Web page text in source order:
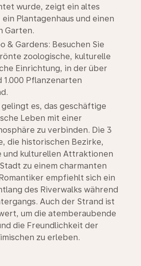
wurde, zeigt ein altes
Plantagenhaus und einen
Garten.
& Gardens: Besuchen Sie
zoologische, kulturelle
Einrichtung, in der über
1.000 Pflanzenarten
gelingt es, das geschäftige
Leben mit einer
zu verbinden. Die 3
die historischen Bezirke,
und kulturellen Attraktionen
zu einem charmanten
empfiehlt sich ein
des Riverwalks während
Auch der Strand ist
um die atemberaubende
die Freundlichkeit der
zu erleben.